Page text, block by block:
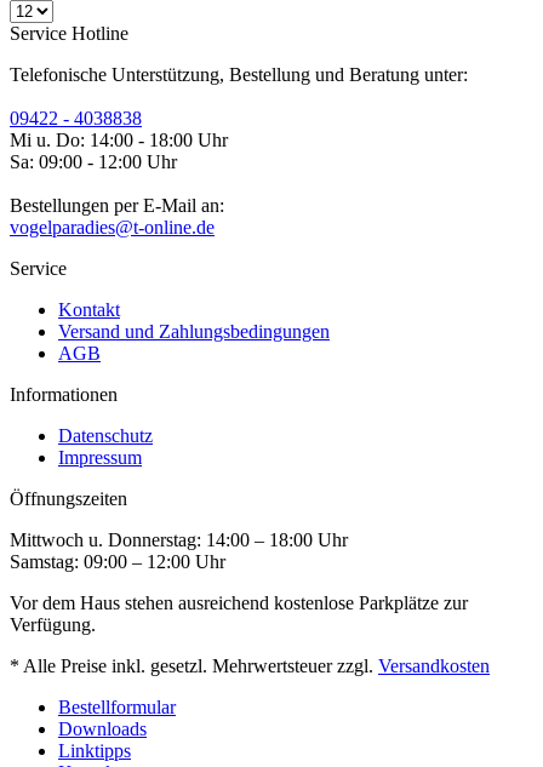
Service Hotline
Telefonische Unterstützung, Bestellung und Beratung unter:
09422 - 4038838
Mi u. Do: 14:00 - 18:00 Uhr
Sa: 09:00 - 12:00 Uhr
Bestellungen per E-Mail an:
vogelparadies@t-online.de
Service
Kontakt
Versand und Zahlungsbedingungen
AGB
Informationen
Datenschutz
Impressum
Öffnungszeiten
Mittwoch u. Donnerstag: 14:00 – 18:00 Uhr
Samstag: 09:00 – 12:00 Uhr
Vor dem Haus stehen ausreichend kostenlose Parkplätze zur
Verfügung.
* Alle Preise inkl. gesetzl. Mehrwertsteuer zzgl. Versandkosten
Bestellformular
Downloads
Linktipps